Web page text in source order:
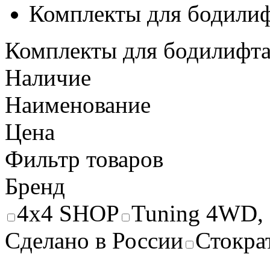
Комплекты для
Комплекты для
Наличие
Наименование
Цена
Фильтр товаров
Бренд
4x4 SHOP Tuning 4WD,
Сделано в России